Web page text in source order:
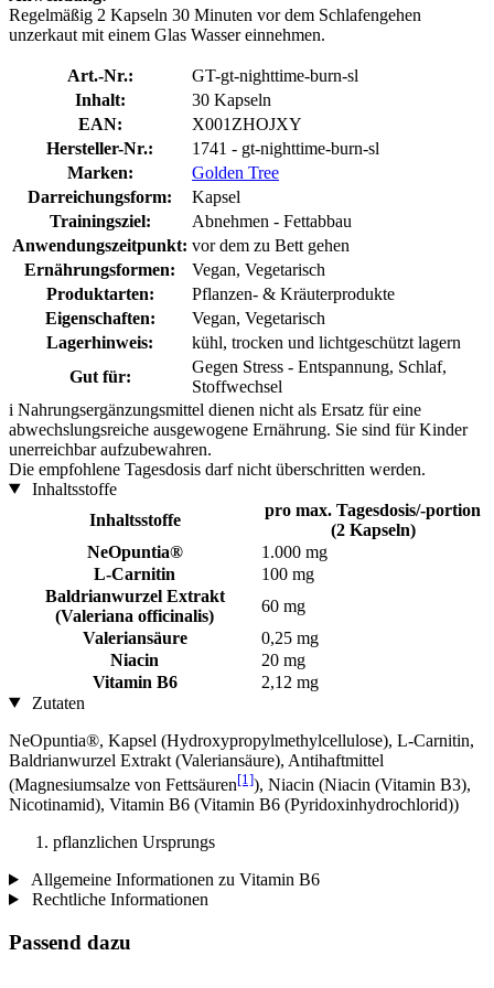
Regelmäßig 2 Kapseln 30 Minuten vor dem Schlafengehen
unzerkaut mit einem Glas Wasser einnehmen.
Art.-Nr.:
GT-gt-nighttime-burn-sl
Inhalt:
30 Kapseln
EAN:
X001ZHOJXY
Hersteller-Nr.:
1741 - gt-nighttime-burn-sl
Marken:
Golden Tree
Darreichungsform:
Kapsel
Trainingsziel:
Abnehmen - Fettabbau
Anwendungszeitpunkt: vor dem zu Bett gehen
Ernährungsformen:
Vegan, Vegetarisch
Produktarten:
Pflanzen- & Kräuterprodukte
Eigenschaften:
Vegan, Vegetarisch
Lagerhinweis:
kühl, trocken und lichtgeschützt lagern
Gut für:
Gegen Stress - Entspannung, Schlaf,
Stoffwechsel
i Nahrungsergänzungsmittel dienen nicht als Ersatz für eine
abwechslungsreiche ausgewogene Ernährung. Sie sind für Kinder
unerreichbar aufzubewahren.
Die empfohlene Tagesdosis darf nicht überschritten werden.
Inhaltsstoffe
Inhaltsstoffe
pro max. Tagesdosis/-portion
(2 Kapseln)
NeOpuntia®
1.000 mg
L-Carnitin
100 mg
Baldrianwurzel Extrakt
(Valeriana officinalis)
60 mg
Valeriansäure
0,25 mg
Niacin
20 mg
Vitamin B6
2,12 mg
Zutaten
NeOpuntia®, Kapsel (Hydroxypropylmethylcellulose), L-Carnitin,
Baldrianwurzel Extrakt (Valeriansäure), Antihaftmittel
(Magnesiumsalze von Fettsäuren[1]), Niacin (Niacin (Vitamin B3),
Nicotinamid), Vitamin B6 (Vitamin B6 (Pyridoxinhydrochlorid))
pflanzlichen Ursprungs
Allgemeine Informationen zu Vitamin B6
Rechtliche Informationen
Passend dazu